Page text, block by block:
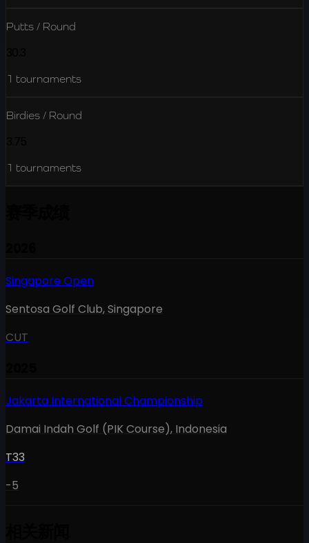
Putts / Round
1 tournaments
Birdies / Round
1 tournaments
Singapore Open
Sentosa Golf Club,Singapore
CUT
Jakarta International Championship
Damai Indah Golf (PIK Course), Indonesia
T33
-5